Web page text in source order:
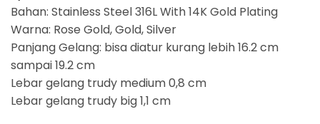
Bahan: Stainless Steel 316L With 14K Gold Plating
Warna: Rose Gold, Gold, Silver
Panjang Gelang: bisa diatur kurang lebih 16.2 cm
sampai 19.2 cm
Lebar gelang trudy medium 0,8 cm
Lebar gelang trudy big 1,1 cm